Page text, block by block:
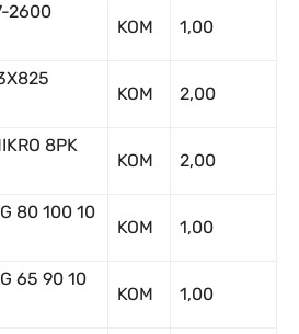
2600
KOM 1,00
KOM 2,00
8PK
KOM 2,00
80 100 10
KOM 1,00
65 90 10
KOM 1,00